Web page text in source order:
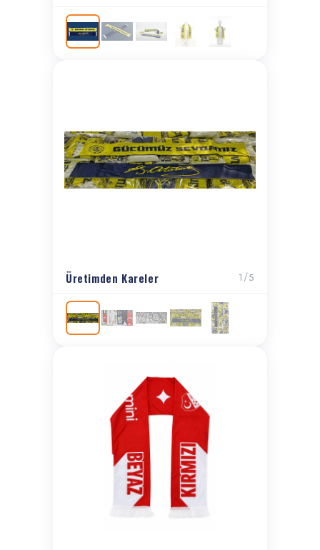
Üretimden Kareler 1 / 5